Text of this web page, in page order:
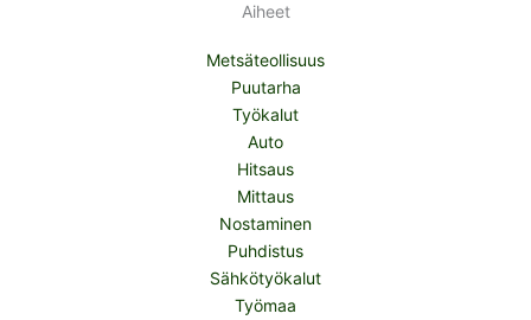
Aiheet
Metsäteollisuus
Puutarha
Työkalut
Auto
Hitsaus
Mittaus
Nostaminen
Puhdistus
Sähkötyökalut
Työmaa